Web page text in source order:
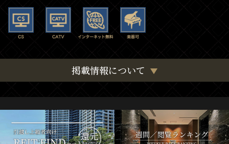
掲載情報について